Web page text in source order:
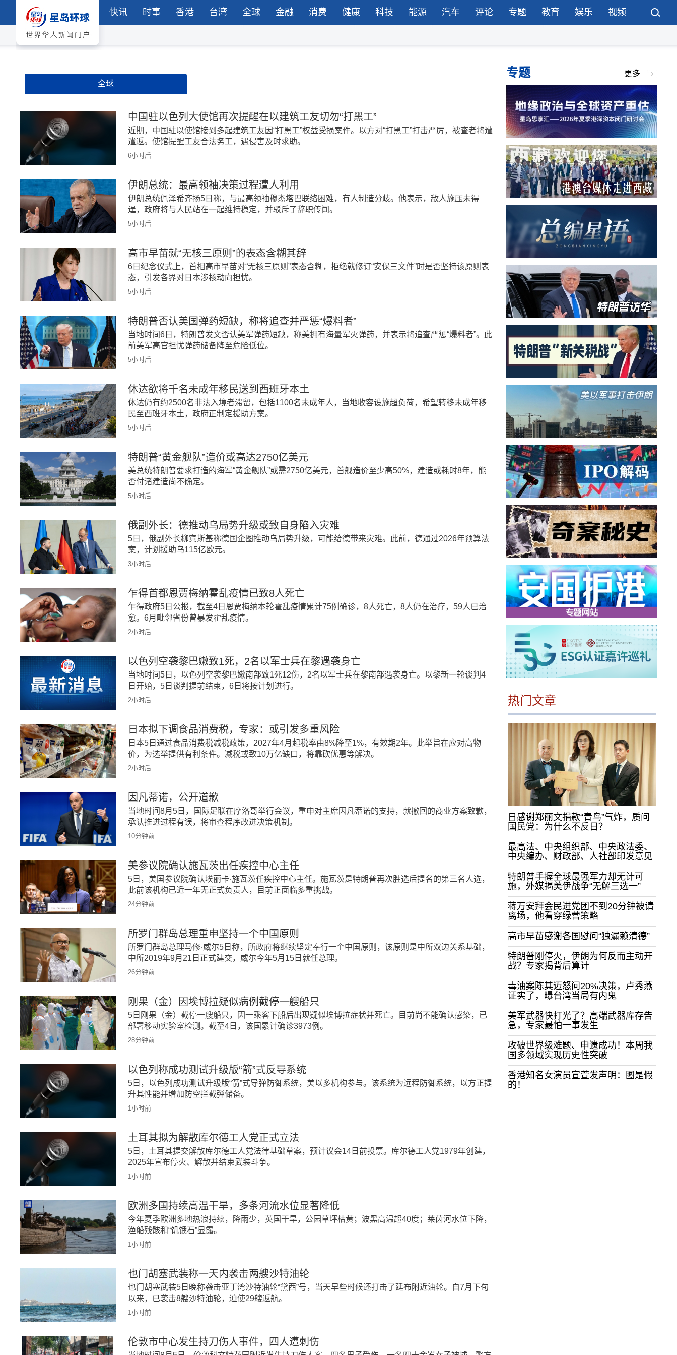
快讯 时事 香港 台湾 全球 金融 消费 健康 科技 能源 汽车 评论 专题 教育 娱乐 视频
全球
中国驻以色列大使馆再次提醒在以建筑工友切勿“打黑工”
近期，中国驻以使馆接到多起建筑工友因“打黑工”权益受损案件。以方对“打黑工”打击严厉，被查者将遭
遣返。使馆提醒工友合法务工，遇侵害及时求助。
6小时后
伊朗总统：最高领袖决策过程遭人利用
伊朗总统佩泽希齐扬5日称，与最高领袖穆杰塔巴联络困难，有人制造分歧。他表示，敌人施压未得
逞，政府将与人民站在一起维持稳定，并驳斥了辞职传闻。
5小时后
高市早苗就“无核三原则”的表态含糊其辞
6日纪念仪式上，首相高市早苗对“无核三原则”表态含糊，拒绝就修订“安保三文件”时是否坚持该原则表
态，引发各界对日本涉核动向担忧。
5小时后
特朗普否认美国弹药短缺，称将追查并严惩“爆料者”
当地时间6日，特朗普发文否认美军弹药短缺，称美拥有海量军火弹药，并表示将追查严惩“爆料者”。此
前美军高官担忧弹药储备降至危险低位。
5小时后
休达欲将千名未成年移民送到西班牙本土
休达仍有约2500名非法入境者滞留，包括1100名未成年人，当地收容设施超负荷，希望转移未成年移
民至西班牙本土，政府正制定援助方案。
5小时后
特朗普“黄金舰队”造价或高达2750亿美元
美总统特朗普要求打造的海军“黄金舰队”或需2750亿美元，首舰造价至少高50%，建造或耗时8年，能
否付诸建造尚不确定。
5小时后
俄副外长：德推动乌局势升级或致自身陷入灾难
5日，俄副外长柳宾斯基称德国企图推动乌局势升级，可能给德带来灾难。此前，德通过2026年预算法
案，计划援助乌115亿欧元。
3小时后
乍得首都恩贾梅纳霍乱疫情已致8人死亡
乍得政府5日公报，截至4日恩贾梅纳本轮霍乱疫情累计75例确诊，8人死亡，8人仍在治疗，59人已治
愈。6月毗邻省份曾暴发霍乱疫情。
2小时后
以色列空袭黎巴嫩致1死，2名以军士兵在黎遇袭身亡
当地时间5日，以色列空袭黎巴嫩南部致1死12伤，2名以军士兵在黎南部遇袭身亡。以黎新一轮谈判4
日开始，5日谈判提前结束，6日将按计划进行。
2小时后
日本拟下调食品消费税，专家：或引发多重风险
日本5日通过食品消费税减税政策，2027年4月起税率由8%降至1%，有效期2年。此举旨在应对高物
价，为选举提供有利条件。减税或致10万亿缺口，将靠砍优惠等解决。
2小时后
因凡蒂诺，公开道歉
当地时间8月5日，国际足联在摩洛哥举行会议，重申对主席因凡蒂诺的支持，就撤回的商业方案致歉，
承认推进过程有误，将审查程序改进决策机制。
10分钟前
美参议院确认施瓦茨出任疾控中心主任
5日，美国参议院确认埃丽卡·施瓦茨任疾控中心主任。施瓦茨是特朗普再次胜选后提名的第三名人选，
此前该机构已近一年无正式负责人，目前正面临多重挑战。
24分钟前
所罗门群岛总理重申坚持一个中国原则
所罗门群岛总理马修·威尔5日称，所政府将继续坚定奉行一个中国原则，该原则是中所双边关系基础，
中所2019年9月21日正式建交，威尔今年5月15日就任总理。
26分钟前
刚果（金）因埃博拉疑似病例截停一艘船只
5日刚果（金）截停一艘船只，因一乘客下船后出现疑似埃博拉症状并死亡。目前尚不能确认感染，已
部署移动实验室检测。截至4日，该国累计确诊3973例。
28分钟前
以色列称成功测试升级版“箭”式反导系统
5日，以色列成功测试升级版“箭”式导弹防御系统，美以多机构参与。该系统为远程防御系统，以方正提
升其性能并增加防空拦截弹储备。
1小时前
土耳其拟为解散库尔德工人党正式立法
5日，土耳其提交解散库尔德工人党法律基础草案，预计议会14日前投票。库尔德工人党1979年创建，
2025年宣布停火、解散并结束武装斗争。
1小时前
欧洲多国持续高温干旱，多条河流水位显著降低
今年夏季欧洲多地热浪持续，降雨少，英国干旱，公园草坪枯黄；波黑高温超40度；莱茵河水位下降，
渔船残骸和“饥饿石”显露。
1小时前
也门胡塞武装称一天内袭击两艘沙特油轮
也门胡塞武装5日晚称袭击亚丁湾沙特油轮“黛西”号，当天早些时候还打击了延布附近油轮。自7月下旬
以来，已袭击8艘沙特油轮，迫使29艘返航。
1小时前
伦敦市中心发生持刀伤人事件，四人遭刺伤
专题 更多
热门文章
日感谢郑丽文捐款“青鸟”气炸，质问
国民党：为什么不反日？
最高法、中央组织部、中央政法委、
中央编办、财政部、人社部印发意见
特朗普手握全球最强军力却无计可
施，外媒揭美伊战争“无解三选一”
蒋万安拜会民进党团不到20分钟被请
离场，他看穿绿营策略
高市早苗感谢各国慰问“独漏赖清德”
特朗普刚停火，伊朗为何反而主动开
战？专家揭背后算计
毒油案陈其迈怒问20%决策，卢秀燕
证实了，曝台湾当局有内鬼
美军武器快打光了？高端武器库存告
急，专家最怕一事发生
攻破世界级难题、申遗成功！本周我
国多领域实现历史性突破
香港知名女演员宣萱发声明：图是假
的！